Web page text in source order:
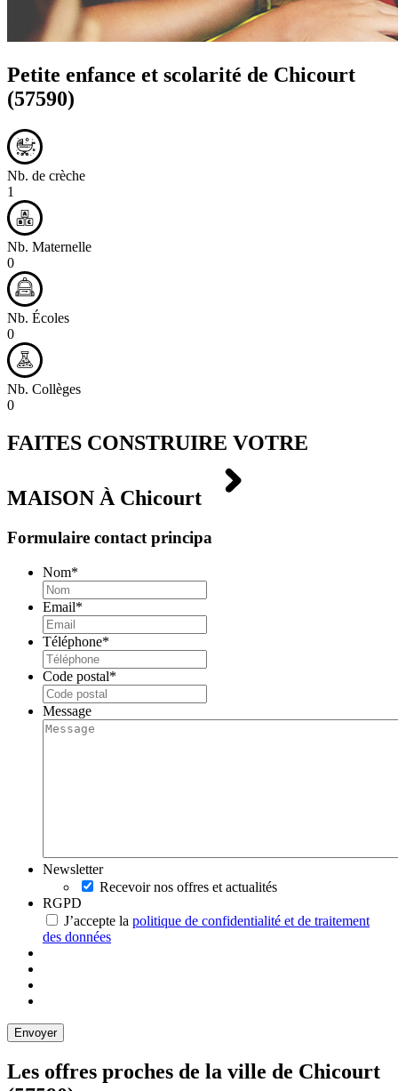
Petite enfance et scolarité de Chicourt
(57590)
Nb. de crèche
1
Nb. Maternelle
0
Nb. Écoles
0
Nb. Collèges
0
FAITES CONSTRUIRE VOTRE
MAISON À Chicourt
Formulaire contact principa
Nom*
Email*
Téléphone*
Code postal*
Message
Newsletter
Recevoir nos offres et actualités
RGPD
J’accepte la politique de confidentialité et de traitement
des données
Les offres proches de la ville de Chicourt